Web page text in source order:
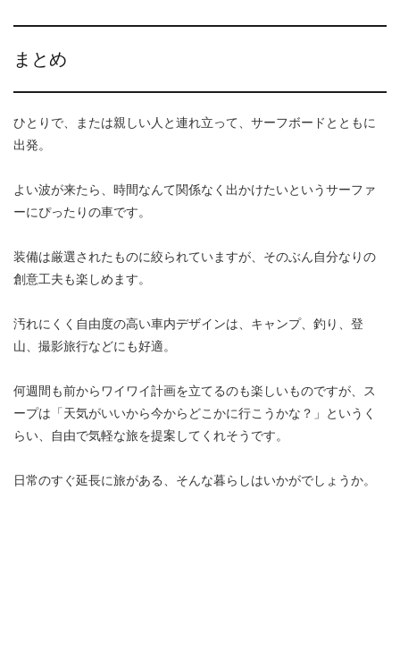
まとめ
ひとりで、または親しい人と連れ立って、サーフボードとともに
出発。
よい波が来たら、時間なんて関係なく出かけたいというサーファ
ーにぴったりの車です。
装備は厳選されたものに絞られていますが、そのぶん自分なりの
創意工夫も楽しめます。
汚れにくく自由度の高い車内デザインは、キャンプ、釣り、登
山、撮影旅行などにも好適。
何週間も前からワイワイ計画を立てるのも楽しいものですが、ス
ープは「天気がいいから今からどこかに行こうかな？」というく
らい、自由で気軽な旅を提案してくれそうです。
日常のすぐ延長に旅がある、そんな暮らしはいかがでしょうか。